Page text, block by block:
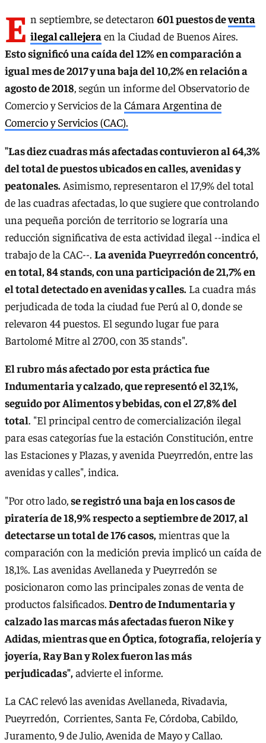
E n septiembre, se detectaron 601 puestos deventa
ilegal callejeraen la Ciudad de Buenos Aires.
Esto significó una caída del 12% en comparación a
igual mes de 2017 y una baja del 10,2% en relación a
agosto de 2018, según un informe del Observatorio de
Comercio y Servicios de la Cámara Argentina de
Comercio y Servicios (CAC).
"Las diez cuadras más afectadas contuvieron al 64,3%
del total de puestos ubicados en calles, avenidas y
peatonales. Asimismo, representaron el 17,9% del total
de las cuadras afectadas, lo que sugiere que controlando
una pequeña porción de territorio se lograría una
reducción significativa de esta actividad ilegal --indica el
trabajo de la CAC--. La avenida Pueyrredón concentró,
en total, 84 stands, con una participación de 21,7% en
el total detectado en avenidas y calles. La cuadra más
perjudicada de toda la ciudad fue Perú al 0, donde se
relevaron 44 puestos. El segundo lugar fue para
Bartolomé Mitre al 2700, con 35 stands".
El rubro más afectado por esta práctica fue
Indumentaria y calzado, que representó el 32,1%,
seguido por Alimentos y bebidas, con el 27,8% del
total. "El principal centro de comercialización ilegal
para esas categorías fue la estación Constitución, entre
las Estaciones y Plazas, y avenida Pueyrredón, entre las
avenidas y calles", indica.
"Por otro lado,se registró una baja en los casos de
piratería de 18,9% respecto a septiembre de 2017, al
detectarse un total de 176 casos,mientras que la
comparación con la medición previa implicó un caída de
18,1%. Las avenidas Avellaneda y Pueyrredón se
posicionaron como las principales zonas de venta de
productos falsificados.Dentro de Indumentaria y
calzado las marcas más afectadas fueron Nike y
Adidas, mientras que en Óptica, fotografía, relojería y
joyería, Ray Ban y Rolex fueron las más
perjudicadas",advierte el informe.
La CAC relevó las avenidas Avellaneda, Rivadavia,
Pueyrredón, Corrientes, Santa Fe, Córdoba, Cabildo,
Juramento, 9 de Julio, Avenida de Mayo y Callao.